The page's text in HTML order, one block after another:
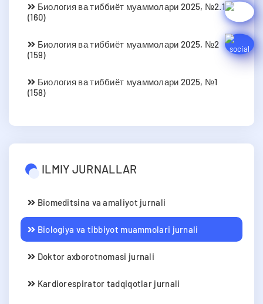
Биология ва тиббиёт муаммолари 2025, №2.1
(160)
Биология ва тиббиёт муаммолари 2025, №2
(159)
Биология ва тиббиёт муаммолари 2025, №1
(158)
ILMIY JURNALLAR
Biomeditsina va amaliyot jurnali
Biologiya va tibbiyot muammolari jurnali
Doktor axborotnomasi jurnali
Kardiorespirator tadqiqotlar jurnali